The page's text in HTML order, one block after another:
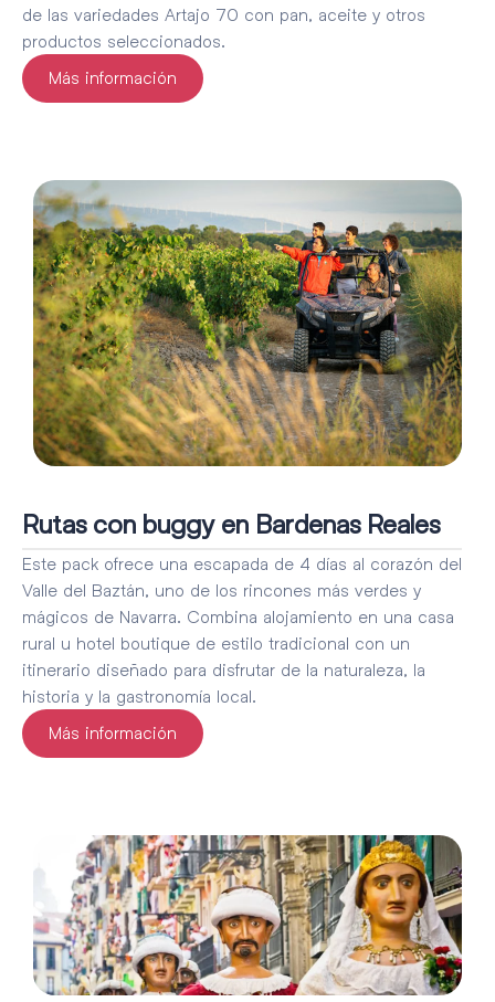
de las variedades Artajo 70 con pan, aceite y otros
productos seleccionados.
Más información
Rutas con buggy en Bardenas Reales
Este pack ofrece una escapada de 4 días al corazón del
Valle del Baztán, uno de los rincones más verdes y
mágicos de Navarra. Combina alojamiento en una casa
rural u hotel boutique de estilo tradicional con un
itinerario diseñado para disfrutar de la naturaleza, la
historia y la gastronomía local.
Más información